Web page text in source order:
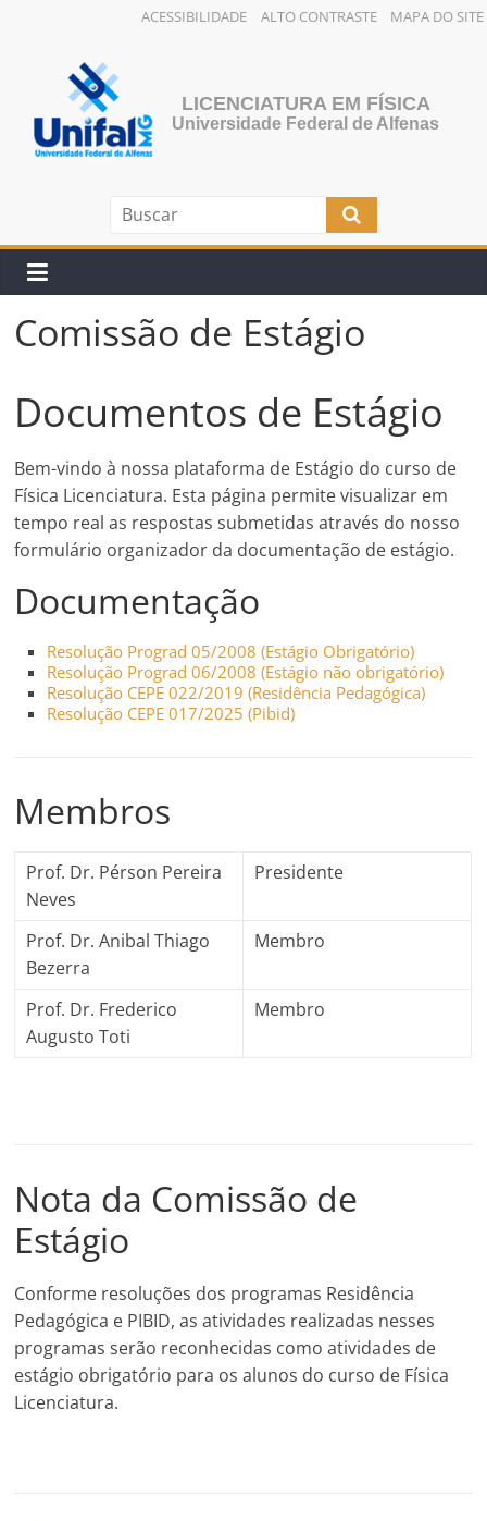
ACESSIBILIDADE ALTO CONTRASTE MAPA DO SITE
conteúdo
LICENCIATURA EM FÍSICA
Universidade Federal de Alfenas
Comissão de Estágio
Documentos de Estágio
Bem-vindo à nossa plataforma de Estágio do curso de
Física Licenciatura. Esta página permite visualizar em
tempo real as respostas submetidas através do nosso
formulário organizador da documentação de estágio.
Documentação
Resolução Prograd 05/2008 (Estágio Obrigatório)
Resolução Prograd 06/2008 (Estágio não obrigatório)
Resolução CEPE 022/2019 (Residência Pedagógica)
Resolução CEPE 017/2025 (Pibid)
Membros
Prof. Dr. Pérson Pereira
Neves
Presidente
Prof. Dr. Anibal Thiago
Bezerra
Membro
Prof. Dr. Frederico
Augusto Toti
Membro
Nota da Comissão de
Estágio
Conforme resoluções dos programas Residência
Pedagógica e PIBID, as atividades realizadas nesses
programas serão reconhecidas como atividades de
estágio obrigatório para os alunos do curso de Física
Licenciatura.